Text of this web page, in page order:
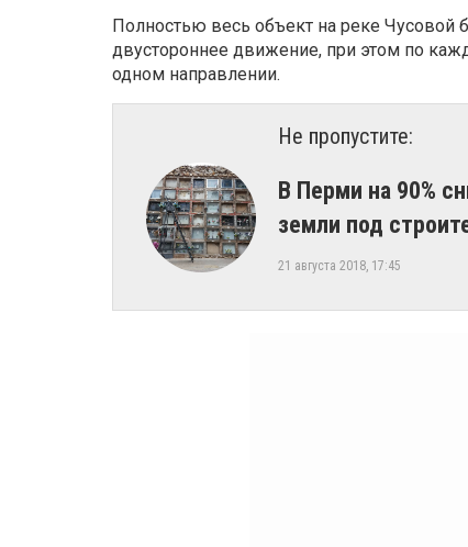
Полностью весь объект на реке Чусовой
двустороннее движение, при этом по
одном направлении.
Не пропустите:
В Перми на 90%
земли под
21 августа 2018, 17:45